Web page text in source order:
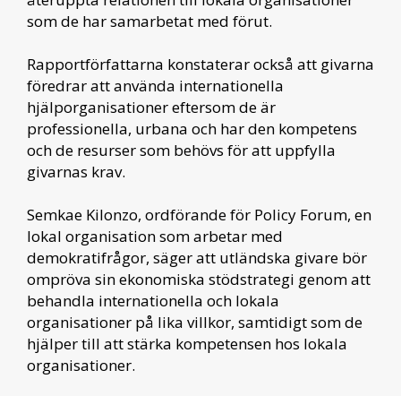
som de har samarbetat med förut.
Rapportförfattarna konstaterar också att givarna
föredrar att använda internationella
hjälporganisationer eftersom de är
professionella, urbana och har den kompetens
och de resurser som behövs för att uppfylla
givarnas krav.
Semkae Kilonzo, ordförande för Policy Forum, en
lokal organisation som arbetar med
demokratifrågor, säger att utländska givare bör
ompröva sin ekonomiska stödstrategi genom att
behandla internationella och lokala
organisationer på lika villkor, samtidigt som de
hjälper till att stärka kompetensen hos lokala
organisationer.